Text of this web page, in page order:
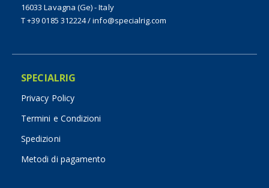
16033 Lavagna (Ge) - Italy
T +39 0185 312224/info@specialrig.com
SPECIALRIG
Privacy Policy
Termini e Condizioni
Spedizioni
Metodi di pagamento